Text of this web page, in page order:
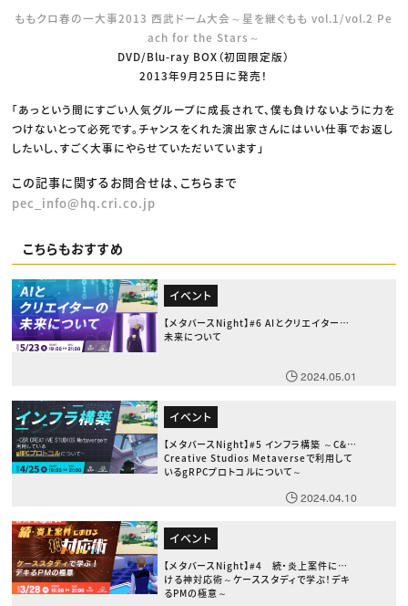
ももクロ春の一大事2013 西武ドーム大会～星を継ぐもも vol.1/vol.2 Pe
ach for the Stars～
DVD/Blu-ray BOX（初回限定版）
2013年9月25日に発売！
「あっという間にすごい人気グループに成長されて、僕も負けないように力を
つけないとって必死です。チャンスをくれた演出家さんにはいい仕事でお返し
したいし、すごく大事にやらせていただいています」
この記事に関するお問合せは、こちらまで
pec_info@hq.cri.co.jp
こちらもおすすめ
イベント
【メタバースNight】#6 AIとクリエイターの
未来について
2024.05.01
イベント
【メタバースNight】#5 インフラ構築 ～C&R
Creative Studios Metaverseで利用して
いるgRPCプロトコルについて～
2024.04.10
イベント
【メタバースNight】#4 続・炎上案件にお
ける神対応術～ケーススタディで学ぶ！デキ
るPMの極意～